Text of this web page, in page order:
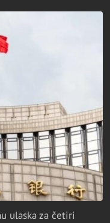
ulaska za četiri